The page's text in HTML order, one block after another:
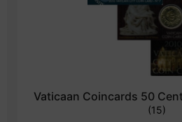
Vaticaan Coincards 50
(15)